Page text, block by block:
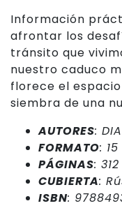
Información
afrontar los
tránsito que
nuestro caduco
florece el
siembra de una
AUTORES:
FORMATO:
PÁGINAS: 312
CUBIERTA:
ISBN: